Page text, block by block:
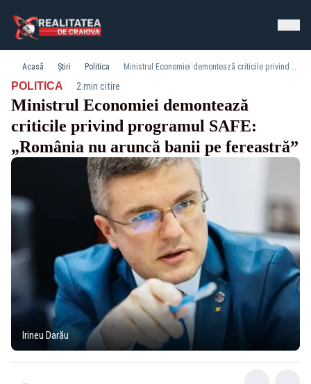
Acasă Știri Politica Ministrul Economiei demontează criticile privind programul SAFE: „România nu aruncă banii pe fereastră”
POLITICA· 2 min citire
Ministrul Economiei demontează
criticile privind programul SAFE:
„România nu aruncă banii pe fereastră”
Irineu Darău